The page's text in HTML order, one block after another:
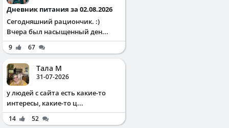
Дневник питания за 02.08.2026
Сегодняшний рациончик. :)
Вчера был насыщенный ден...
9 67
Тала М
31-07-2026
у людей с сайта есть какие-то
интересы, какие-то ц...
14 52